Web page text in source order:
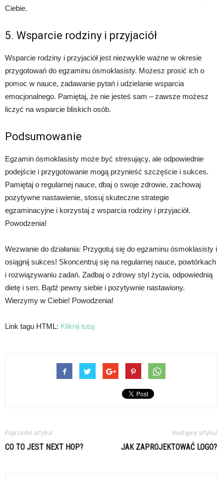
Ciebie.
5. Wsparcie rodziny i przyjaciół
Wsparcie rodziny i przyjaciół jest niezwykle ważne w okresie
przygotowań do egzaminu ósmoklasisty. Możesz prosić ich o
pomoc w nauce, zadawanie pytań i udzielanie wsparcia
emocjonalnego. Pamiętaj, że nie jesteś sam – zawsze możesz
liczyć na wsparcie bliskich osób.
Podsumowanie
Egzamin ósmoklasisty może być stresujący, ale odpowiednie
podejście i przygotowanie mogą przynieść szczęście i sukces.
Pamiętaj o regularnej nauce, dbaj o swoje zdrowie, zachowaj
pozytywne nastawienie, stosuj skuteczne strategie
egzaminacyjne i korzystaj z wsparcia rodziny i przyjaciół.
Powodzenia!
Wezwanie do działania: Przygotuj się do egzaminu ósmoklasisty i
osiągnij sukces! Skoncentruj się na regularnej nauce, powtórkach
i rozwiązywaniu zadań. Zadbaj o zdrowy styl życia, odpowiednią
dietę i sen. Bądź pewny siebie i pozytywnie nastawiony.
Wierzymy w Ciebie! Powodzenia!
Link tagu HTML: Kliknij tutaj
Poprzedni artykuł
CO TO JEST NEXT HOP?
Następny artykuł
JAK ZAPROJEKTOWAĆ LOGO?